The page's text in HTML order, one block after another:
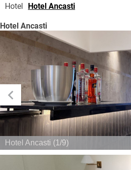
Hotel Hotel Ancasti
Hotel Ancasti
Hotel Ancasti (1/9)